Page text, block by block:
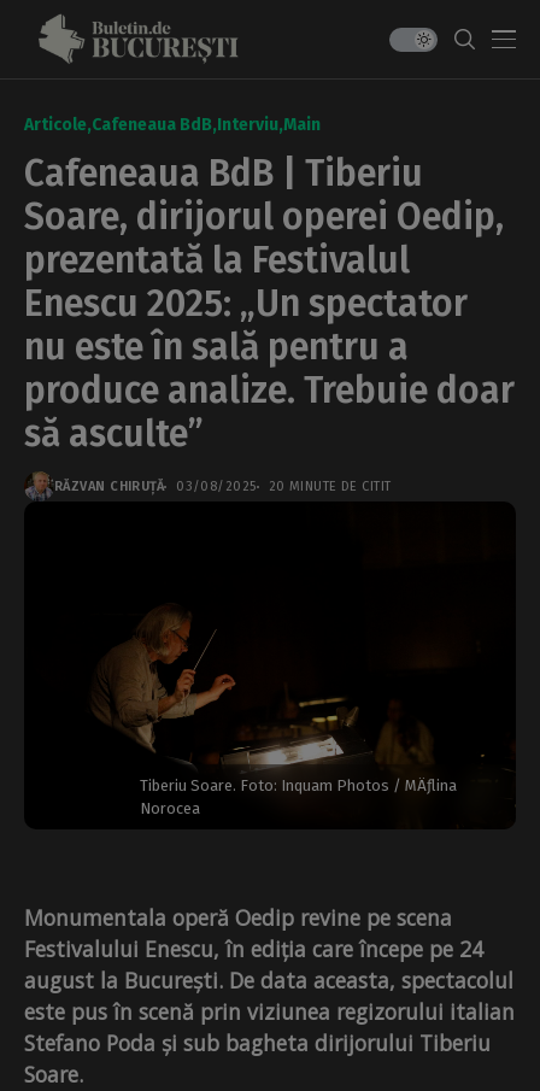
Articole Cafeneaua BdB Interviu Main
Cafeneaua BdB | Tiberiu
Soare, dirijorul operei Oedip,
prezentată la Festivalul
Enescu 2025: „Un spectator
nu este în sală pentru a
produce analize. Trebuie doar
să asculte”
RĂZVAN CHIRUȚĂ 03/08/2025 20 MINUTE DE CITIT
Tiberiu Soare. Foto: Inquam Photos / MÄƒlina
Norocea
Monumentala operă Oedip revine pe scena
Festivalului Enescu, în ediția care începe pe 24
august la București. De data aceasta, spectacolul
este pus în scenă prin viziunea regizorului italian
Stefano Poda și sub bagheta dirijorului Tiberiu
Soare.